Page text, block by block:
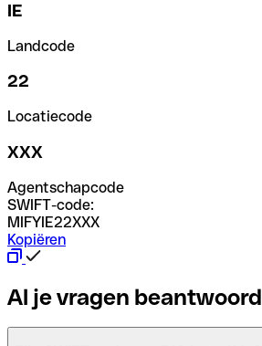
IE
Landcode
22
Locatiecode
XXX
Agentschapcode
SWIFT-code:
MIFYIE22XXX
Kopiëren
Al je vragen beantwoord